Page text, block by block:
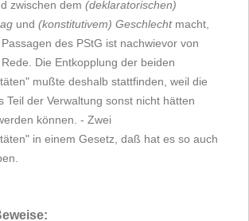
zwischen dem (deklaratorischen)
und (konstitutivem) Geschlechtmacht,
des PStG ist nachwievor von
Die Entkopplung der beiden
mußte deshalb stattfinden, weil die
Teil der Verwaltung sonst nicht hätten
können. - Zwei
in einem Gesetz, daß hat es so auch